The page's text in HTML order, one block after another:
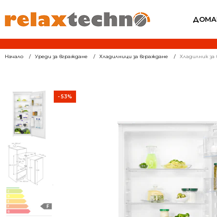
Начало Уреди за вграждане Хладилници за вграждане Хладилник за
- 53%